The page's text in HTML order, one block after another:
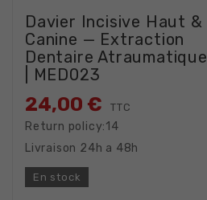
Davier Incisive Haut &
Canine — Extraction
Dentaire Atraumatique
| MED023
24,00 € TTC
Return policy:14
Livraison 24h a 48h
En stock